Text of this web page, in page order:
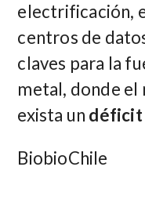
electrificación,
centros de
claves para la
metal, donde el
exista un déficit
BiobioChile